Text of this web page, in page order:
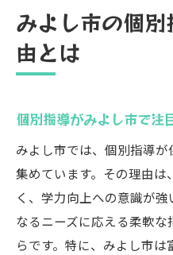
方
子どもの学力アップ
保護者が知るべ
理由
子どもの成績が
保護者が安心で
個別指導を検討する
みよし市の個
由とは
個別指導がみよし市で注
みよし市では、個別指導
集めています。その理由
く、学力向上への意識が
なるニーズに応える柔軟
らです。特に、みよし市